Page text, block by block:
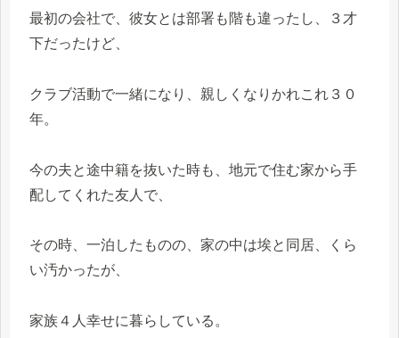
最初の会社で、彼女とは部署も階も違ったし、３才
下だったけど、
クラブ活動で一緒になり、親しくなりかれこれ３０
年。
今の夫と途中籍を抜いた時も、地元で住む家から手
配してくれた友人で、
その時、一泊したものの、家の中は埃と同居、くら
い汚かったが、
家族４人幸せに暮らしている。